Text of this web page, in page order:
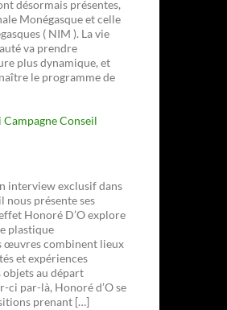
désormais présentes,
Monégasque et celle
( NIM ). La vie
va prendre
plus dynamique, et
le programme de
Conseil
interview exclusif dans
nous présente ses
Honoré D’O explore
plastique
œuvres combinent lieux
et expériences
objets au départ
ci par-là, Honoré d’O se
prenant […]